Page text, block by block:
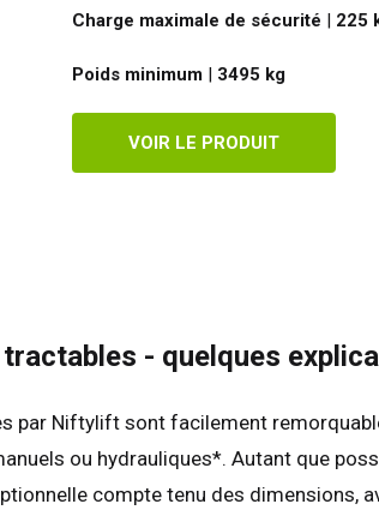
Charge maximale de sécurité | 225
Poids minimum| 3495 kg
VOIR LE PRODUIT
- quelques
par Niftylift sont facilement
ou hydrauliques*. Autant que
compte tenu des dimensions,
Etats-Unis
English